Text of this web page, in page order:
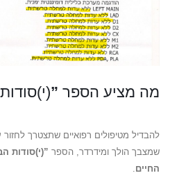
מה מציע הספר ”
להבדיל מטיפולים רפואיים שתצטרך
שמצבך הולך ומידרדר, הספר ”(י)סודות
החיים.